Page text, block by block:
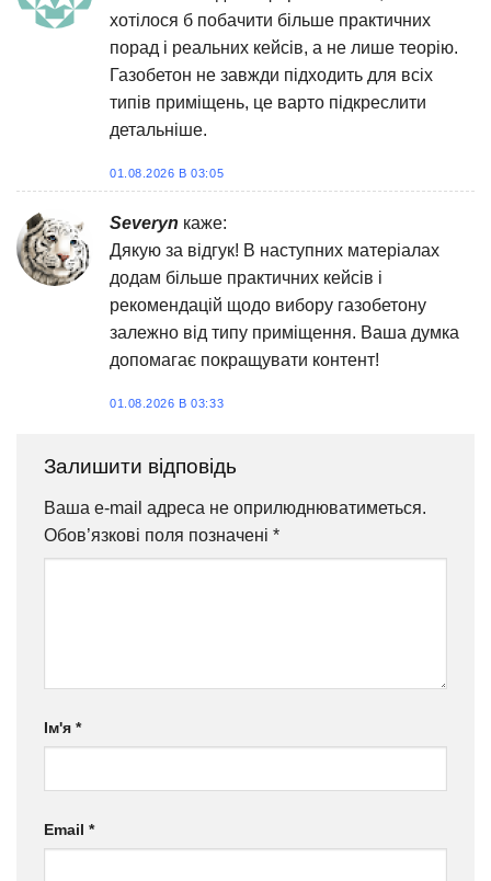
хотілося б побачити більше практичних
порад і реальних кейсів, а не лише теорію.
Газобетон не завжди підходить для всіх
типів приміщень, це варто підкреслити
детальніше.
01.08.2026 В 03:05
Severyn каже:
Дякую за відгук! В наступних матеріалах
додам більше практичних кейсів і
рекомендацій щодо вибору газобетону
залежно від типу приміщення. Ваша думка
допомагає покращувати контент!
01.08.2026 В 03:33
Залишити відповідь
Ваша e-mail адреса не оприлюднюватиметься.
Обов’язкові поля позначені *
Ім'я *
Email *